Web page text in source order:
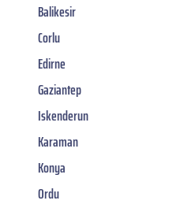
Balikesir
Corlu
Edirne
Gaziantep
Iskenderun
Karaman
Konya
Ordu